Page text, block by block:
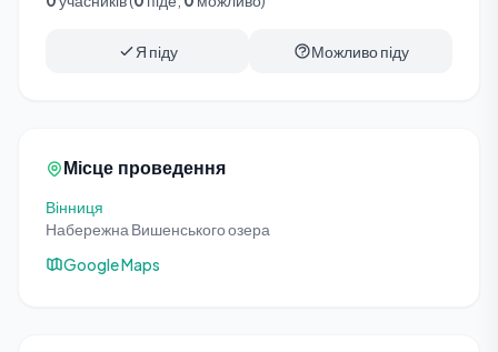
Я піду Можливо піду
Місце проведення
Вінниця
Набережна Вишенського озера
Google Maps